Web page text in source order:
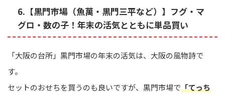
6.【黒門市場（魚萬・黒門三平など）】フグ・マ
グロ・数の子！年末の活気とともに単品買い
「大阪の台所」黒門市場の年末の活気は、大阪の風物詩で
す。
セットのおせちを買うのも良いですが、黒門市場で「てっち